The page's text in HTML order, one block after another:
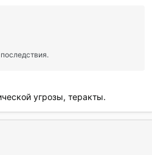
угрозы, теракты.